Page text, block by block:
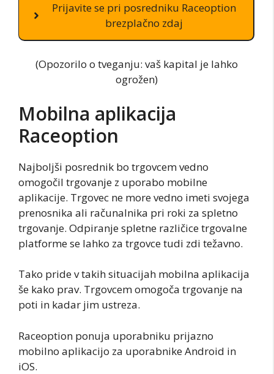
Prijavite se pri posredniku Raceoption
brezplačno zdaj
(Opozorilo o tveganju: vaš kapital je lahko
ogrožen)
Mobilna aplikacija
Raceoption
Najboljši posrednik bo trgovcem vedno
omogočil trgovanje z uporabo mobilne
aplikacije. Trgovec ne more vedno imeti svojega
prenosnika ali računalnika pri roki za spletno
trgovanje. Odpiranje spletne različice trgovalne
platforme se lahko za trgovce tudi zdi težavno.
Tako pride v takih situacijah mobilna aplikacija
še kako prav. Trgovcem omogoča trgovanje na
poti in kadar jim ustreza.
Raceoption ponuja uporabniku prijazno
mobilno aplikacijo za uporabnike Android in
iOS.